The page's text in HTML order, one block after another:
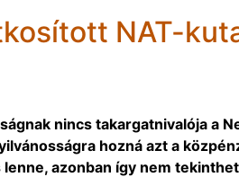
NAT-
nincs takargatnivalója a
hozná azt a
azonban így nem